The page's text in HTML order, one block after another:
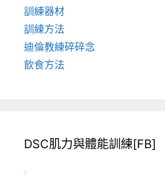
訓練器材
訓練方法
迪倫教練碎碎念
飲食方法
DSC肌力與體能訓練[FB]